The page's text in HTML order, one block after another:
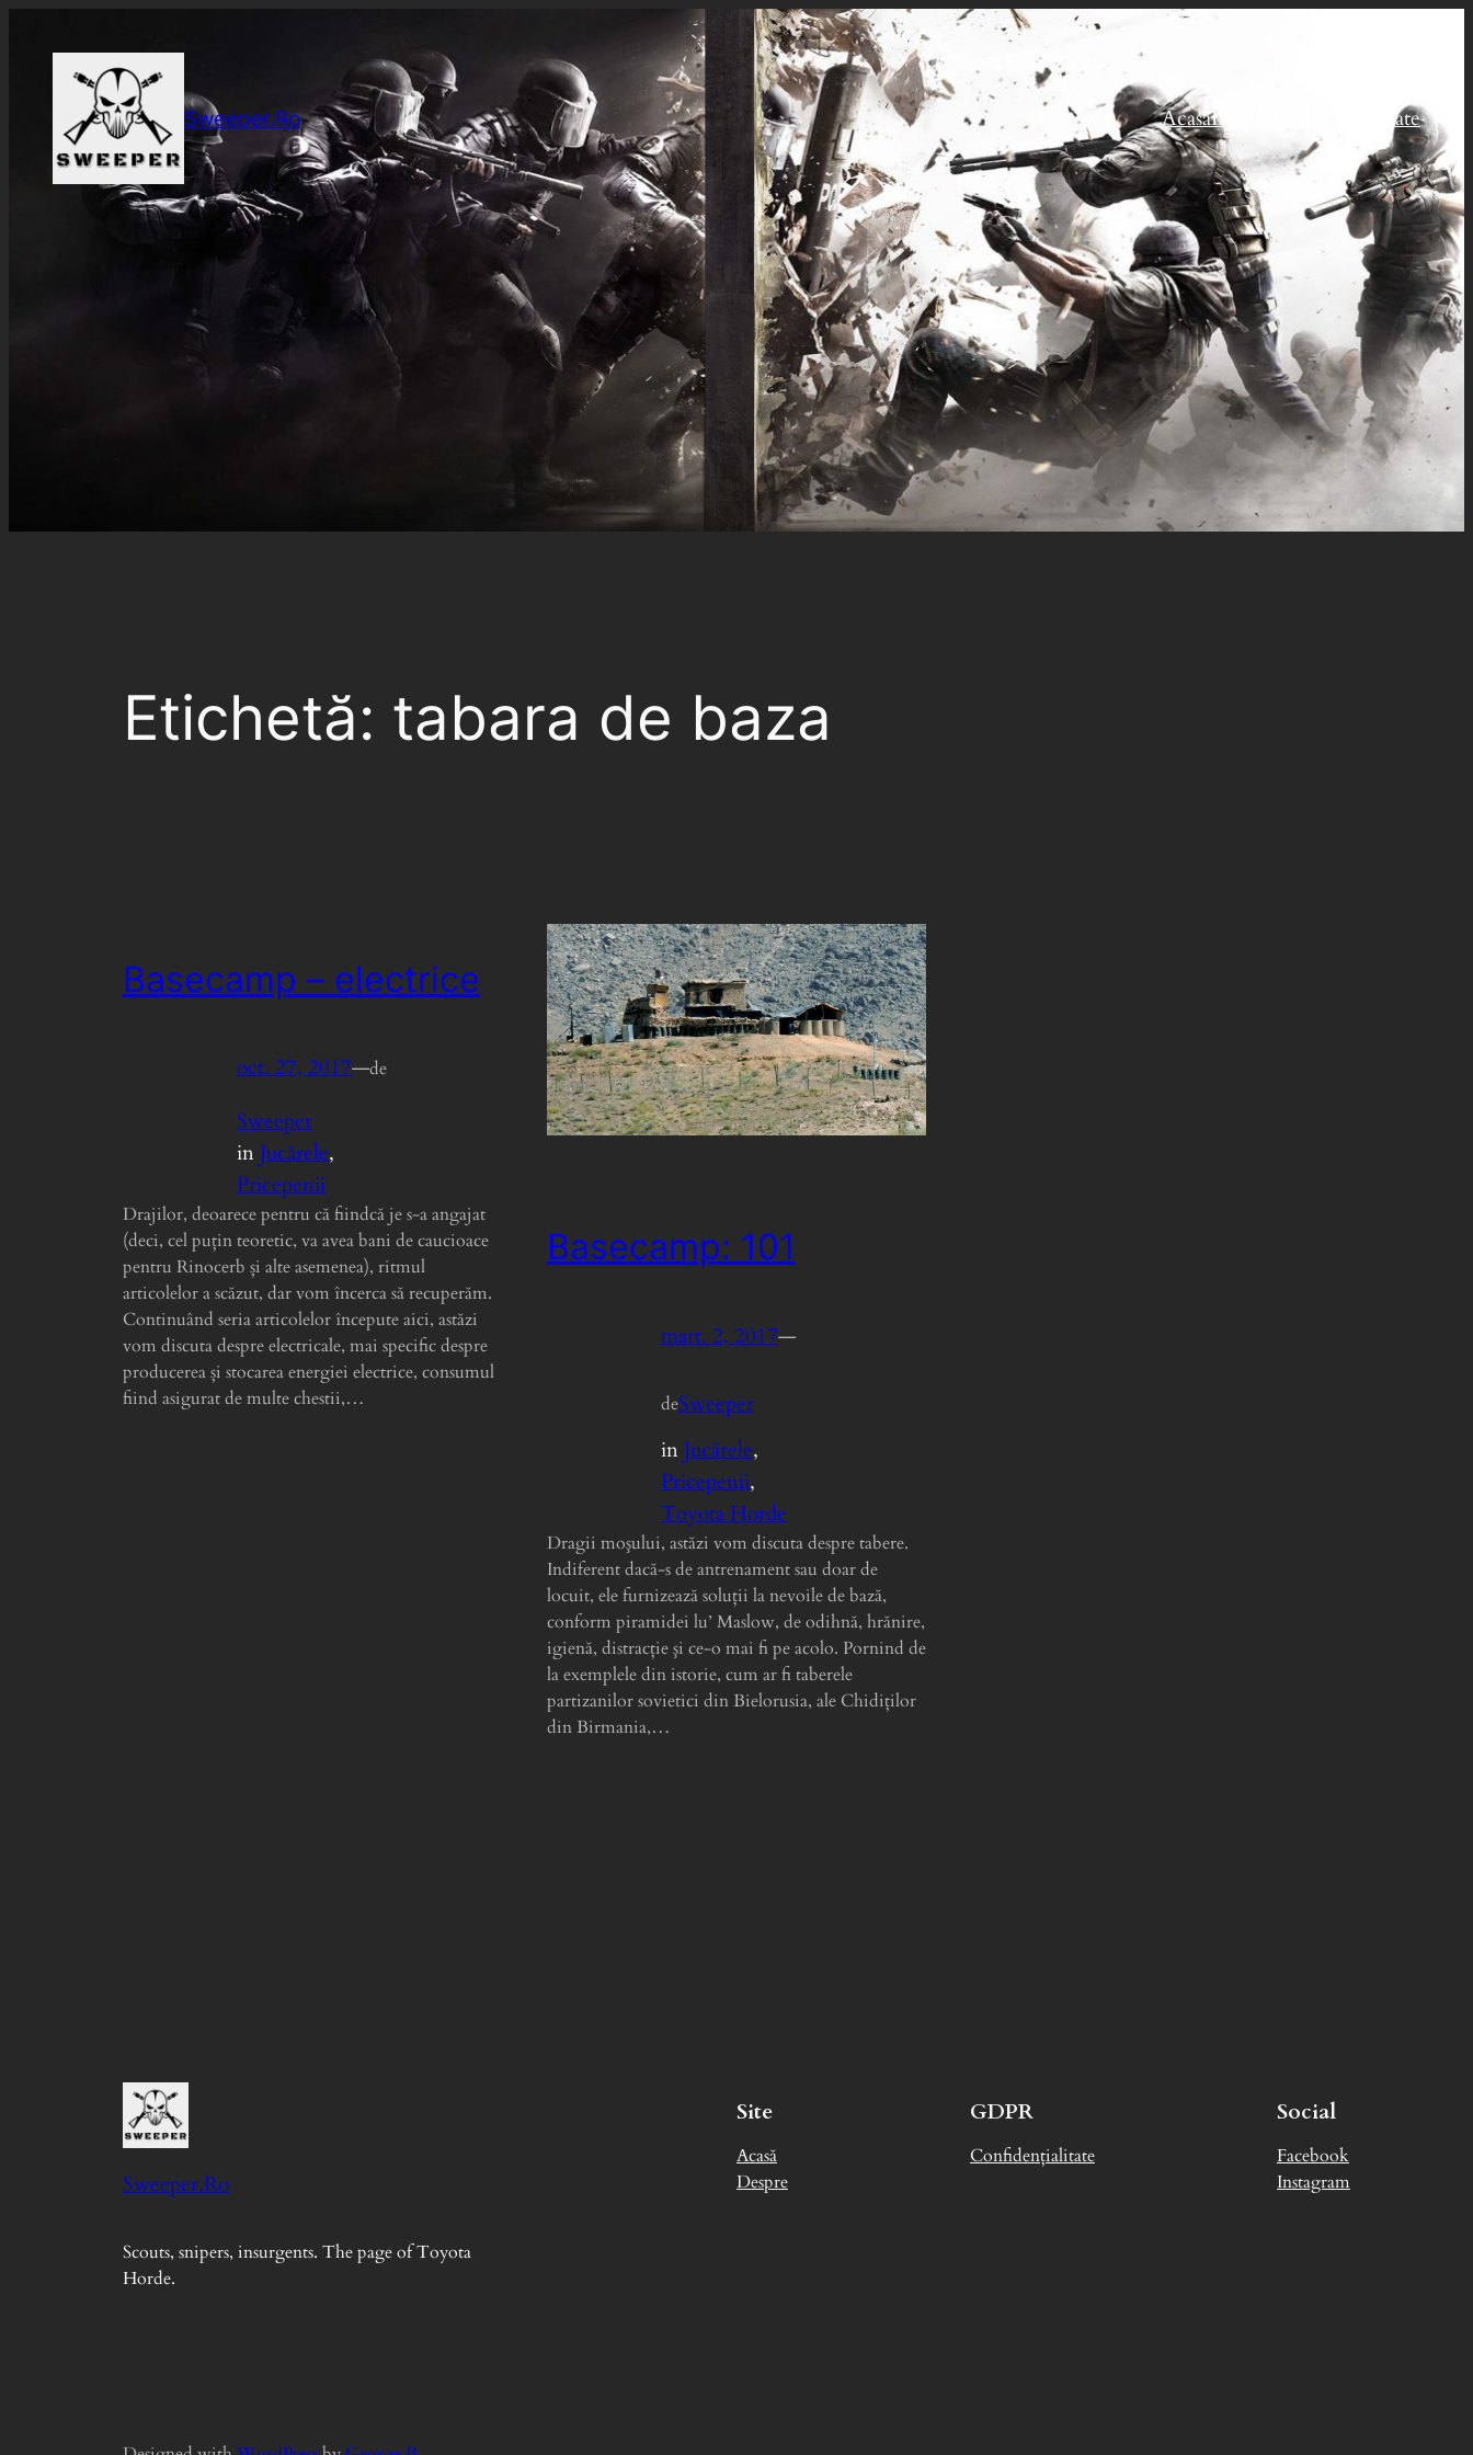
conținut
Sweeper.Ro AcasăDespre Confidențialitate
Etichetă: tabara de baza
Basecamp – electrice
oct. 27, 2017—de
Sweeper
inJucărele
Pricepenii
Drajilor, deoarece pentru că fiindcă je s-a angajat
(deci, cel puțin teoretic, va avea bani de caucioace
pentru Rinocerb și alte asemenea), ritmul
articolelor a scăzut, dar vom încerca să recuperăm.
Continuând seria articolelor începute aici, astăzi
vom discuta despre electricale, mai specific despre
producerea și stocarea energiei electrice, consumul
fiind asigurat de multe chestii,…
Basecamp: 101
mart. 2, 2017—
deSweeper
inJucărele
Pricepenii
Toyota Horde
Dragii moşului, astăzi vom discuta despre tabere.
Indiferent dacă-s de antrenament sau doar de
locuit, ele furnizează soluţii la nevoile de bază,
conform piramidei lu’ Maslow, de odihnă, hrănire,
igienă, distracţie şi ce-o mai fi pe acolo. Pornind de
la exemplele din istorie, cum ar fi taberele
partizanilor sovietici din Bielorusia, ale Chidiţilor
din Birmania,…
Sweeper.Ro
Scouts, snipers, insurgents. The page of Toyota
Horde.
Site
Acasă
Despre
GDPR
Confidențialitate
Social
Facebook
Instagram